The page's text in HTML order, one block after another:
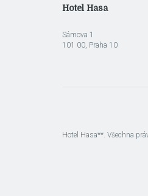
Hotel Hasa
Sámova 1
101 00, Praha 10
Hotel Hasa**. Všechna